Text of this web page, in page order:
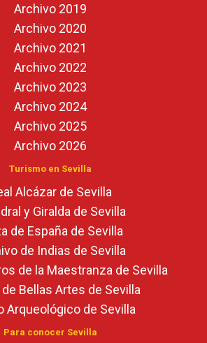
Archivo 2019
Archivo 2020
Archivo 2021
Archivo 2022
Archivo 2023
Archivo 2024
Archivo 2025
Archivo 2026
Turismo en Sevilla
Alcázar de Sevilla
y Giralda de Sevilla
de España de Sevilla
de Indias de Sevilla
de la Maestranza de Sevilla
Bellas Artes de Sevilla
Arqueológico de Sevilla
Para conocer Sevilla